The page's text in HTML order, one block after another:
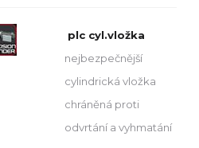
plc cyl.vložka
nejbezpečnější
cylindrická vložka
chráněná proti
odvrtání a vyhmatání